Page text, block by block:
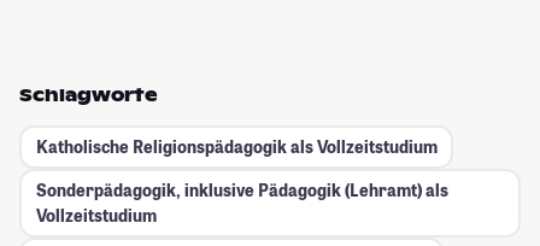
Schlagworte
Katholische Religionspädagogik als Vollzeitstudium
Sonderpädagogik, inklusive Pädagogik (Lehramt) als
Vollzeitstudium